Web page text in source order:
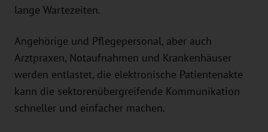
lange Wartezeiten.
Angehörige und Pflegepersonal, aber auch
Arztpraxen, Notaufnahmen und Krankenhäuser
werden entlastet, die elektronische Patientenakte
kann die sektorenübergreifende Kommunikation
schneller und einfacher machen.